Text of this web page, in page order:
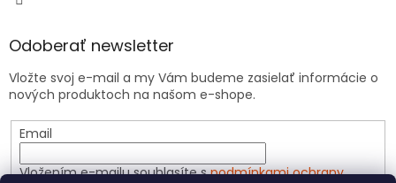
Odoberať newsletter
Vložte svoj e-mail a my Vám budeme zasielať informácie o
nových produktoch na našom e-shope.
Email
Vložením e-mailu souhlasíte spodmínkami ochrany